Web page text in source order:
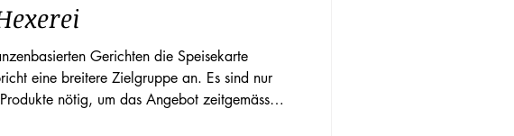
Gerichten die Speisekarte
eine breitere Zielgruppe an. Es sind nur
nötig, um das Angebot zeitgemäss